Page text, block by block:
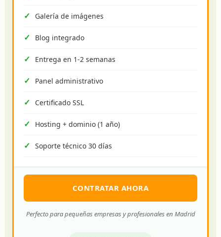
Galería de imágenes
Blog integrado
Entrega en 1-2 semanas
Panel administrativo
Certificado SSL
Hosting + dominio (1 año)
Soporte técnico 30 días
CONTRATAR AHORA
Perfecto para pequeñas empresas y profesionales en Madrid